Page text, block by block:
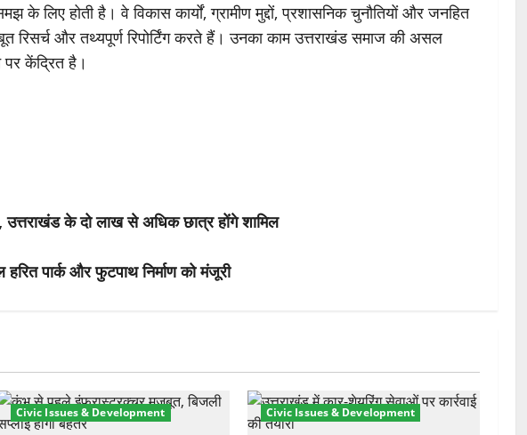
के लिए होती है। वे विकास कार्यों, ग्रामीण मुद्दों, प्रशासनिक चुनौतियों और जनहित
रिसर्च और तथ्यपूर्ण रिपोर्टिंग करते हैं। उनका काम उत्तराखंड समाज की असल
केंद्रित है।
उत्तराखंड के दो लाख से अधिक छात्र होंगे शामिल
हरित पार्क और फुटपाथ निर्माण को मंजूरी
Civic Issues & Development Civic Issues & Development